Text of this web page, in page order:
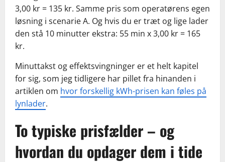
3,00 kr = 135 kr. Samme pris som operatørens egen
løsning i scenarie A. Og hvis du er træt og lige lader
den stå 10 minutter ekstra: 55 min x 3,00 kr = 165
kr.
Minuttakst og effektsvingninger er et helt kapitel
for sig, som jeg tidligere har pillet fra hinanden i
artiklen om hvor forskellig kWh-prisen kan føles på
lynlader.
To typiske prisfælder – og
hvordan du opdager dem i tide